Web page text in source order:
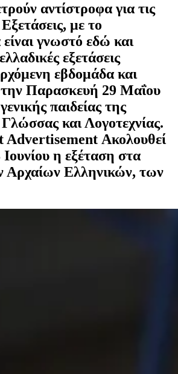
αντίστροφα για τις
με το
γνωστό εδώ και
εξετάσεις
εβδομάδα και
την Παρασκευή 29 Μαΐου
παιδείας της
και Λογοτεχνίας.
Ακολουθεί
η εξέταση στα
Αρχαίων Ελληνικών, των